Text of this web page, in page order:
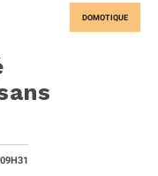
DOMOTIQUE